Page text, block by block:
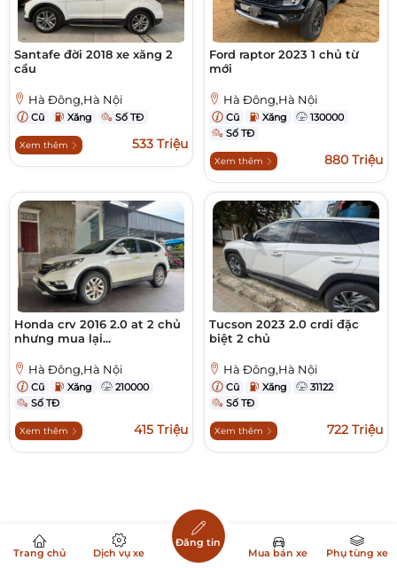
Santafe đời 2018 xe xăng 2
cầu
Hà Đông,Hà Nội
Cũ Xăng Số TĐ
Xem thêm 533 Triệu
Ford raptor 2023 1 chủ từ
mới
Hà Đông,Hà Nội
Cũ Xăng
130000
Số TĐ
Xem thêm 880 Triệu
Honda crv 2016 2.0 at 2 chủ
nhưng mua lại...
Hà Đông,Hà Nội
Cũ Xăng
210000
Số TĐ
Xem thêm 415 Triệu
Tucson 2023 2.0 crdi đặc
biệt 2 chủ
Hà Đông,Hà Nội
Cũ Xăng
31122
Số TĐ
Xem thêm 722 Triệu
Trang chủ Dịch vụ xe
Đăng tin
Mua bán xe
Phụ tùng xe